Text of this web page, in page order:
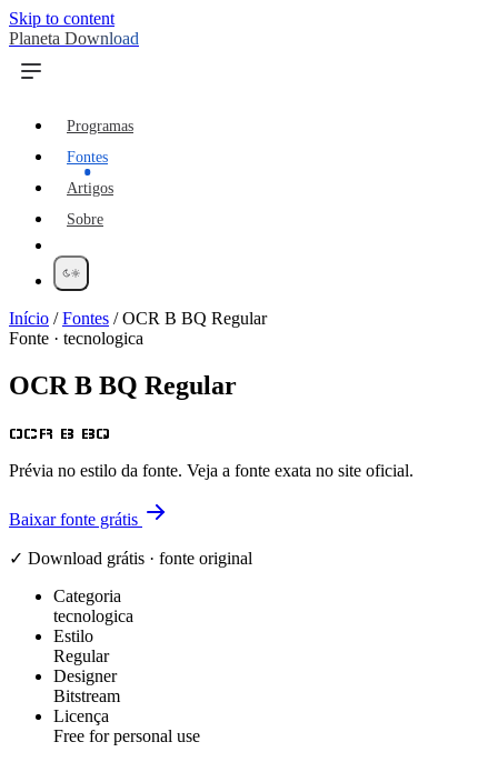
Skip to content
Planeta Download
Programas
Fontes
Artigos
Sobre
Início /Fontes /OCR B BQ Regular
Fonte · tecnologica
OCR B BQ Regular
OCR B BQ
Prévia no estilo da fonte. Veja a fonte exata no site oficial.
Baixar fonte grátis
✓ Download grátis · fonte original
Categoria
tecnologica
Estilo
Regular
Designer
Bitstream
Licença
Free for personal use